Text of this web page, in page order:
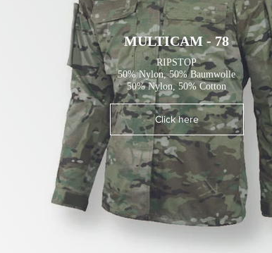
MULTICAM - 78
RIPSTOP
50% Nylon, 50% Baumwolle
50% Nylon, 50% Cotton
Click here